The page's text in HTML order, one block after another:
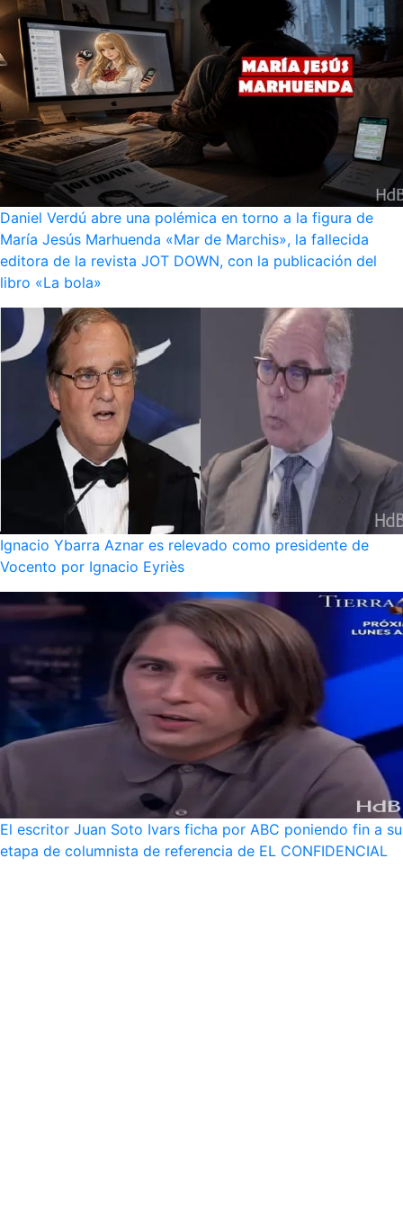
Daniel Verdú abre una polémica en torno a la figura de
María Jesús Marhuenda «Mar de Marchis», la fallecida
editora de la revista JOT DOWN, con la publicación del
libro «La bola»
Ignacio Ybarra Aznar es relevado como presidente de
Vocento por Ignacio Eyriès
El escritor Juan Soto Ivars ficha por ABC poniendo fin a su
etapa de columnista de referencia de EL CONFIDENCIAL